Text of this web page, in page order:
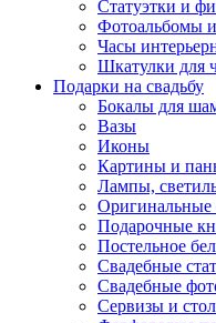
Статуэтки и
Фотоальбомы
Часы
Шкатулки для
Подарки на свадьбу
Бокалы для
Вазы
Иконы
Картины и
Лампы,
Оригинальные
Подарочные
Постельное
Свадебные
Свадебные
Сервизы и